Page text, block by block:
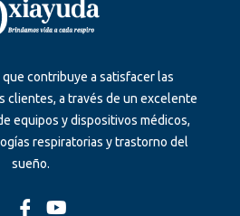
que contribuye a satisfacer las
clientes, a través de un excelente
equipos y dispositivos médicos,
respiratorias y trastorno del
sueño.